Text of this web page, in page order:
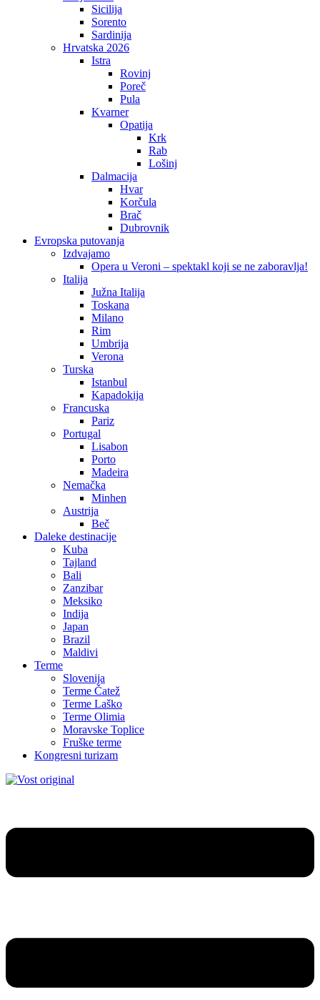
Sicilija
Sorento
Sardinija
Hrvatska 2026
Istra
Rovinj
Poreč
Pula
Kvarner
Opatija
Krk
Rab
Lošinj
Dalmacija
Hvar
Korčula
Brač
Dubrovnik
Evropska putovanja
Izdvajamo
Opera u Veroni – spektakl koji se ne zaboravlja!
Italija
Južna Italija
Toskana
Milano
Rim
Umbrija
Verona
Turska
Istanbul
Kapadokija
Francuska
Pariz
Portugal
Lisabon
Porto
Madeira
Nemačka
Minhen
Austrija
Beč
Daleke destinacije
Kuba
Tajland
Bali
Zanzibar
Meksiko
Indija
Japan
Brazil
Maldivi
Terme
Slovenija
Terme Čatež
Terme Laško
Terme Olimia
Moravske Toplice
Fruške terme
Kongresni turizam